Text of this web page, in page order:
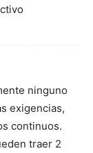
ninguno
exigencias,
continuos.
traer 2